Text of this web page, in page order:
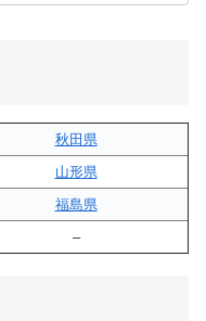
秋田県
山形県
福島県
–